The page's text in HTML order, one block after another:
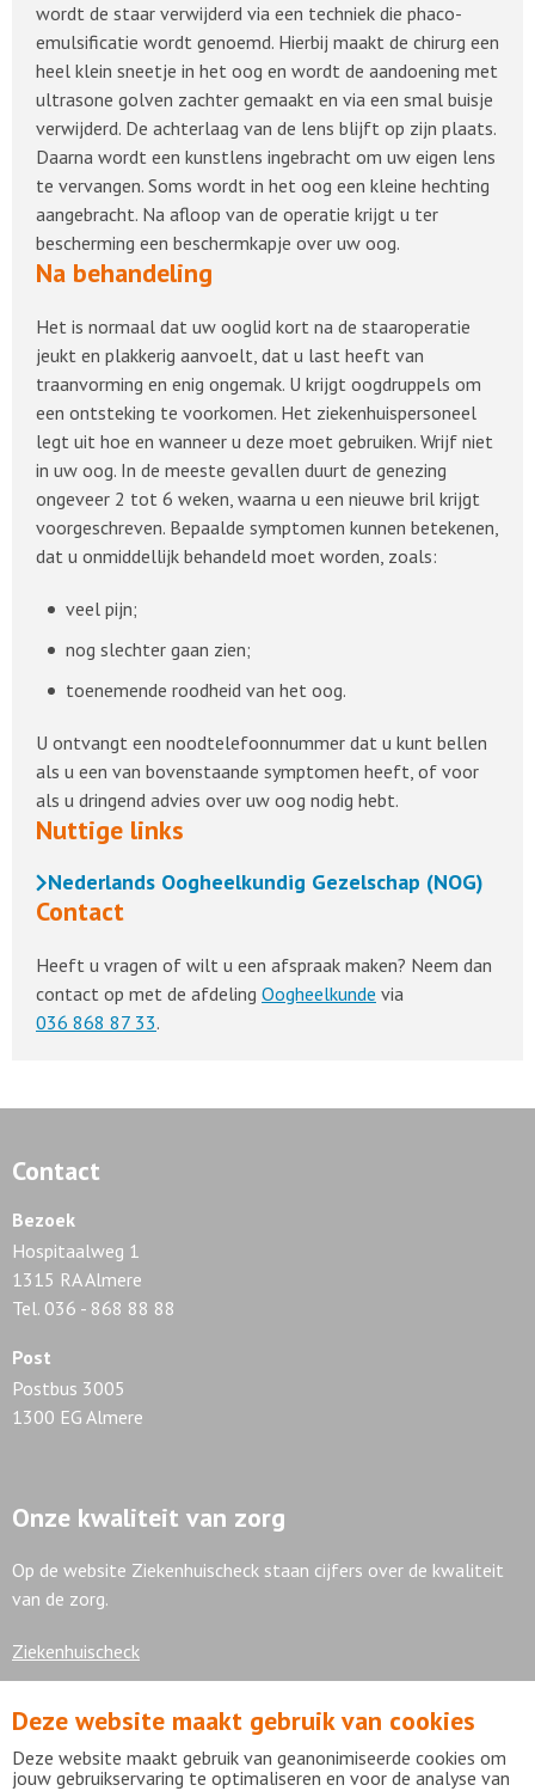
wordt de staar verwijderd via een techniek die phaco-
emulsificatie wordt genoemd. Hierbij maakt de chirurg een
heel klein sneetje in het oog en wordt de aandoening met
ultrasone golven zachter gemaakt en via een smal buisje
verwijderd. De achterlaag van de lens blijft op zijn plaats.
Daarna wordt een kunstlens ingebracht om uw eigen lens
te vervangen. Soms wordt in het oog een kleine hechting
aangebracht. Na afloop van de operatie krijgt u ter
bescherming een beschermkapje over uw oog.
Na behandeling
Het is normaal dat uw ooglid kort na de staaroperatie
jeukt en plakkerig aanvoelt, dat u last heeft van
traanvorming en enig ongemak. U krijgt oogdruppels om
een ontsteking te voorkomen. Het ziekenhuispersoneel
legt uit hoe en wanneer u deze moet gebruiken. Wrijf niet
in uw oog. In de meeste gevallen duurt de genezing
ongeveer 2 tot 6 weken, waarna u een nieuwe bril krijgt
voorgeschreven. Bepaalde symptomen kunnen betekenen,
dat u onmiddellijk behandeld moet worden, zoals:
veel pijn;
nog slechter gaan zien;
toenemende roodheid van het oog.
U ontvangt een noodtelefoonnummer dat u kunt bellen
als u een van bovenstaande symptomen heeft, of voor
als u dringend advies over uw oog nodig hebt.
Nuttige links
Nederlands Oogheelkundig Gezelschap (NOG)
Contact
Heeft u vragen of wilt u een afspraak maken? Neem dan
contact op met de afdeling Oogheelkunde via
036 868 87 33.
Contact
Bezoek
Hospitaalweg 1
1315 RA Almere
Tel. 036 - 868 88 88
Post
Postbus 3005
1300 EG Almere
Onze kwaliteit van zorg
Op de website Ziekenhuischeck staan cijfers over de kwaliteit
van de zorg.
Ziekenhuischeck
7,9
Deze website maakt gebruik van cookies
Deze website maakt gebruik van geanonimiseerde cookies om
jouw gebruikservaring te optimaliseren en voor de analyse van